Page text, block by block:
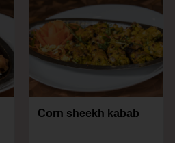
Corn sheekh kabab